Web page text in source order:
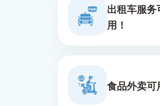
出租车服务
用！
食品外卖可